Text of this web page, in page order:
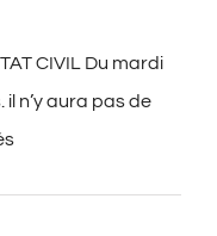
CIVIL Du mardi
n’y aura pas de